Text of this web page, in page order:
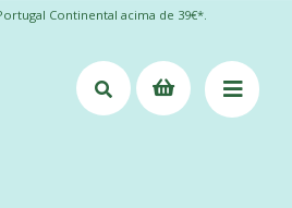
Continental acima de 39€*.